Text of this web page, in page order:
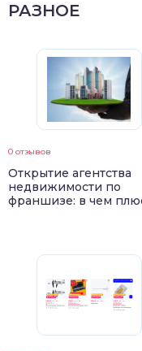
РАЗНОЕ
0 отзывов
Открытие агентства
недвижимости по
франшизе: в чем